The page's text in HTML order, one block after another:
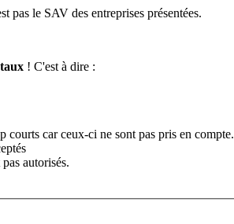
pas le SAV des entreprises présentées.
! C'est à dire :
courts car ceux-ci ne sont pas pris en compte.
autorisés.